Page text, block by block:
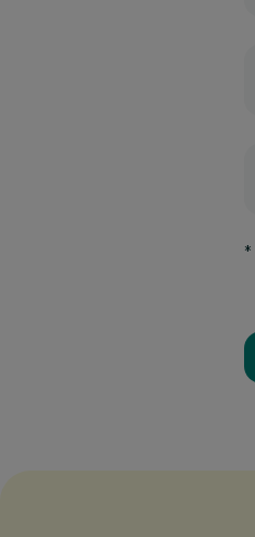
*